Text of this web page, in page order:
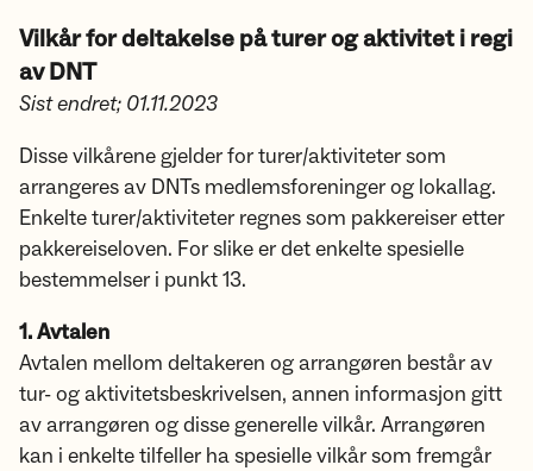
Vilkår for deltakelse på turer og aktivitet i regi
av DNT
Sist endret; 01.11.2023
Disse vilkårene gjelder for turer/aktiviteter som
arrangeres av DNTs medlemsforeninger og lokallag.
Enkelte turer/aktiviteter regnes som pakkereiser etter
pakkereiseloven. For slike er det enkelte spesielle
bestemmelser i punkt 13.
1. Avtalen
Avtalen mellom deltakeren og arrangøren består av
tur- og aktivitetsbeskrivelsen, annen informasjon gitt
av arrangøren og disse generelle vilkår. Arrangøren
kan i enkelte tilfeller ha spesielle vilkår som fremgår